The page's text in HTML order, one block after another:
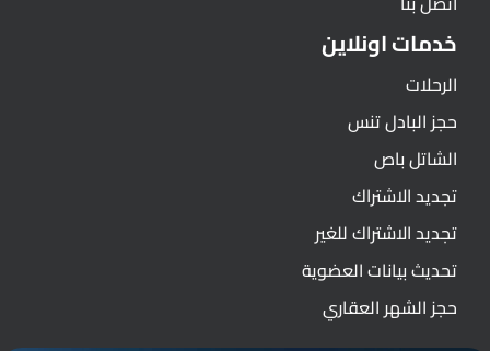
خدمات اونلاين
الرحلات
حجز البادل تنس
الشاتل باص
تجديد الاشتراك
تجديد الاشتراك للغير
تحديث بيانات العضوية
حجز الشهر العقاري